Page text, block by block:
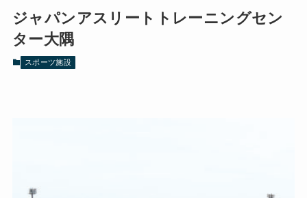
ジャパンアスリートトレーニングセン
ター大隅
スポーツ施設